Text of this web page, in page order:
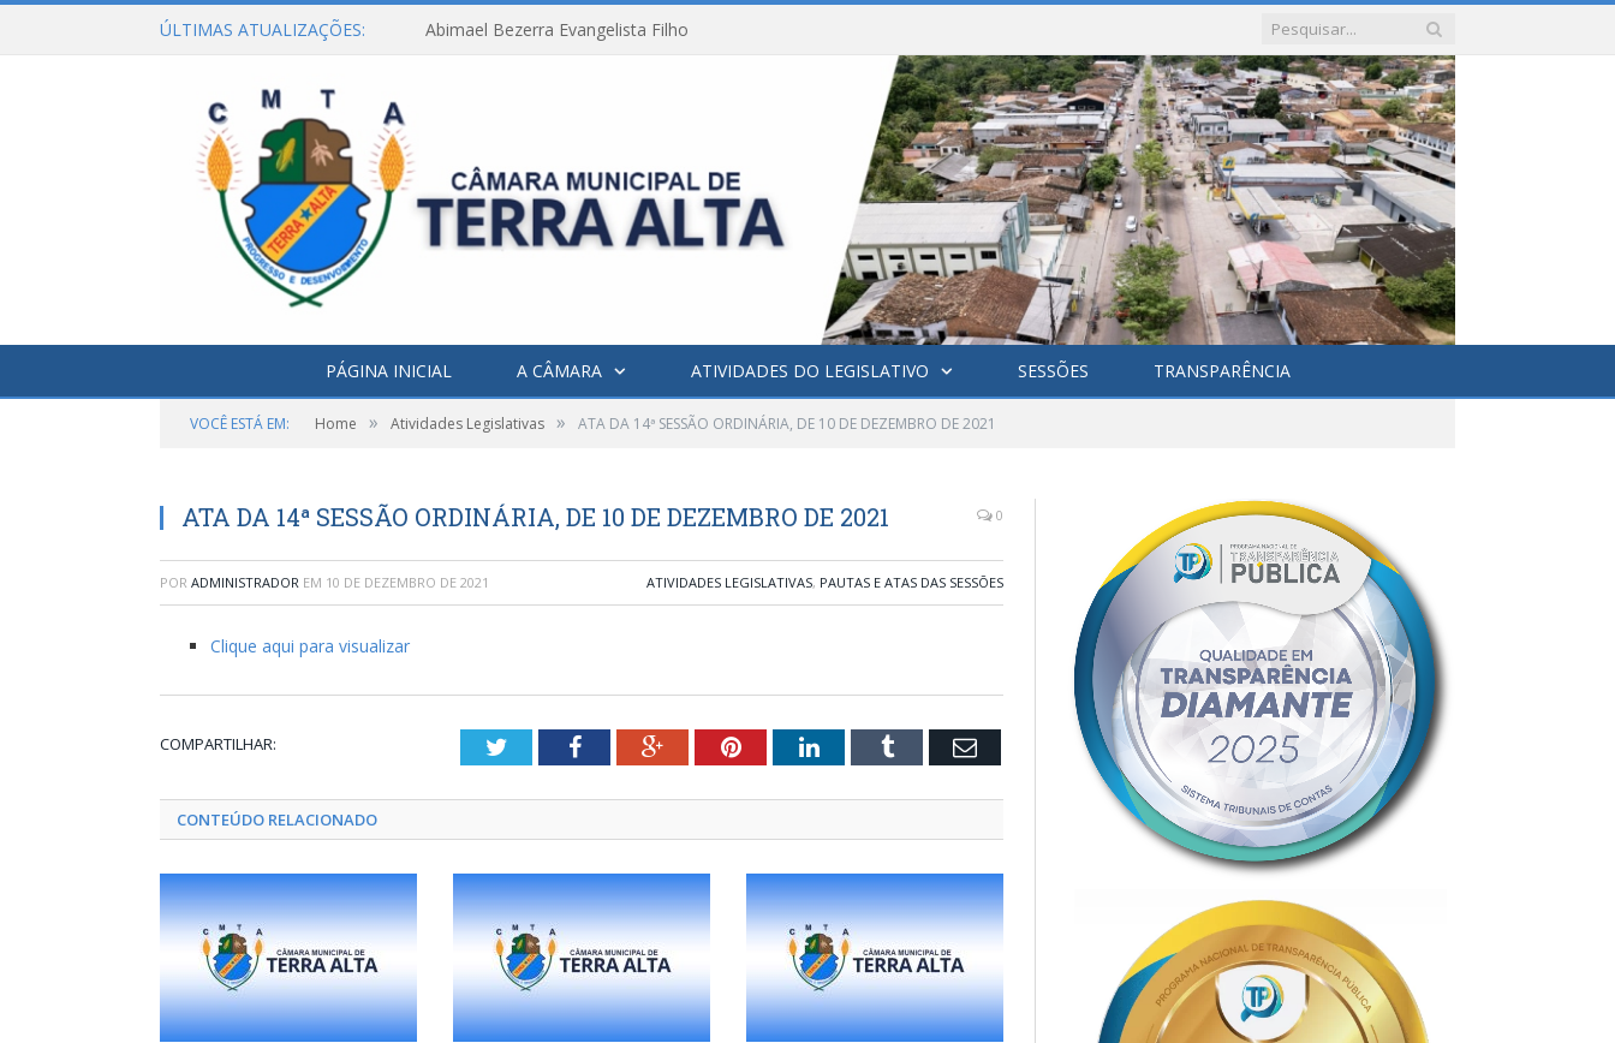
ÚLTIMAS ATUALIZAÇÕES: Abimael Bezerra Evangelista Filho
PÁGINA INICIAL A CÂMARA ATIVIDADES DO LEGISLATIVO SESSÕES TRANSPARÊNCIA
VOCÊ ESTÁ EM: Home » Atividades Legislativas » ATA DA 14ª SESSÃO ORDINÁRIA, DE 10 DE DEZEMBRO DE 2021
ATA DA 14ª SESSÃO ORDINÁRIA, DE 10 DE DEZEMBRO DE 2021 0
POR ADMINISTRADOR EM 10 DE DEZEMBRO DE 2021 ATIVIDADES LEGISLATIVAS, PAUTAS E ATAS DAS SESSÕES
Clique aqui para visualizar
COMPARTILHAR: TwitterFacebookGoogle+PinterestLinkedInTumblr Email
CONTEÚDO RELACIONADO